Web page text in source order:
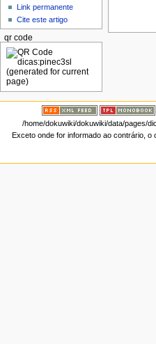
Link permanente
Cite este artigo
qr code
/home/dokuwiki/dokuwiki/data/pages/
Exceto onde for informado ao contrário,